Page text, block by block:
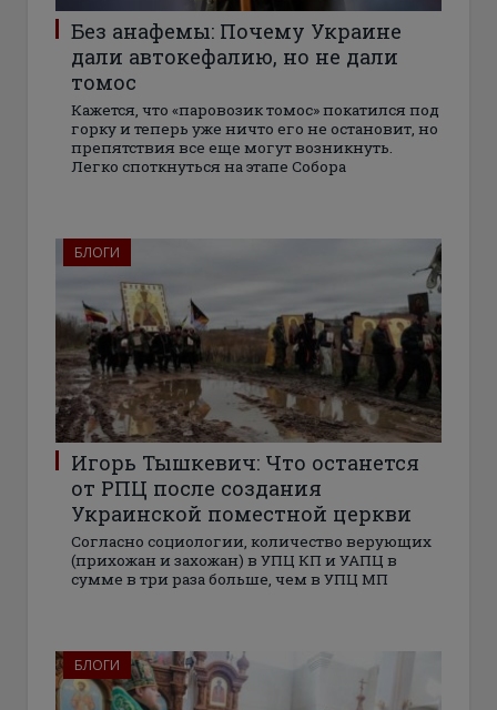
Без анафемы: Почему Украине
дали автокефалию, но не дали
томос
Кажется, что «паровозик томос» покатился под
горку и теперь уже ничто его не остановит, но
препятствия все еще могут возникнуть.
Легко споткнуться на этапе Собора
БЛОГИ
Игорь Тышкевич: Что останется
от РПЦ после создания
Украинской поместной церкви
Согласно социологии, количество верующих
(прихожан и захожан) в УПЦ КП и УАПЦ в
сумме в три раза больше, чем в УПЦ МП
БЛОГИ